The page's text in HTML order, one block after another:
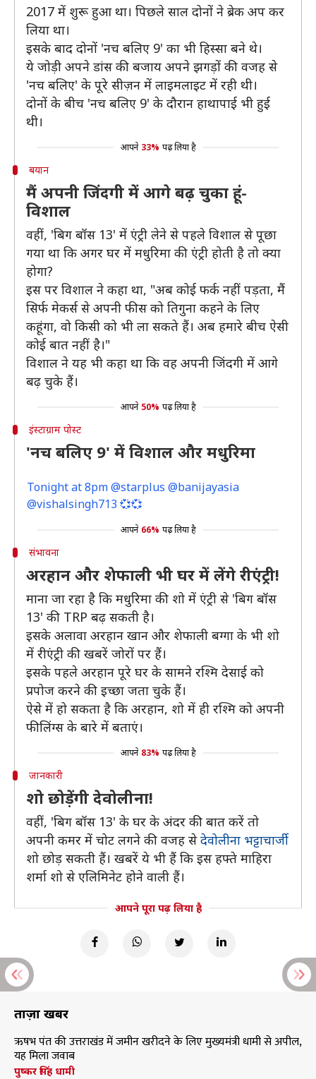
2017 में शुरू हुआ था। पिछले साल दोनों ने ब्रेक अप कर
लिया था।
इसके बाद दोनों 'नच बलिए 9' का भी हिस्सा बने थे।
ये जोड़ी अपने डांस की बजाय अपने झगड़ों की वजह से
'नच बलिए' के पूरे सीज़न में लाइमलाइट में रही थी।
दोनों के बीच 'नच बलिए 9' के दौरान हाथापाई भी हुई
थी।
आपने 33% पढ़ लिया है
बयान
मैं अपनी जिंदगी में आगे बढ़ चुका हूं-
विशाल
वहीं, 'बिग बॉस 13' में एंट्री लेने से पहले विशाल से पूछा
गया था कि अगर घर में मधुरिमा की एंट्री होती है तो क्या
होगा?
इस पर विशाल ने कहा था, "अब कोई फर्क नहीं पड़ता, मैं
सिर्फ मेकर्स से अपनी फीस को तिगुना कहने के लिए
कहूंगा, वो किसी को भी ला सकते हैं। अब हमारे बीच ऐसी
कोई बात नहीं है।"
विशाल ने यह भी कहा था कि वह अपनी जिंदगी में आगे
बढ़ चुके हैं।
आपने 50% पढ़ लिया है
इंस्टाग्राम पोस्ट
'नच बलिए 9' में विशाल और मधुरिमा
Tonight at 8pm @starplus @banijayasia
@vishalsingh713 💞💞
आपने 66% पढ़ लिया है
संभावना
अरहान और शेफाली भी घर में लेंगे रीएंट्री!
माना जा रहा है कि मधुरिमा की शो में एंट्री से 'बिग बॉस
13' की TRP बढ़ सकती है।
इसके अलावा अरहान खान और शेफाली बग्गा के भी शो
में रीएंट्री की खबरें जोरों पर हैं।
इसके पहले अरहान पूरे घर के सामने रश्मि देसाई को
प्रपोज करने की इच्छा जता चुके हैं।
ऐसे में हो सकता है कि अरहान, शो में ही रश्मि को अपनी
फीलिंग्स के बारे में बताएं।
आपने 83% पढ़ लिया है
जानकारी
शो छोड़ेंगी देवोलीना!
वहीं, 'बिग बॉस 13' के घर के अंदर की बात करें तो
अपनी कमर में चोट लगने की वजह सेदेवोलीना भट्टाचार्जी
शो छोड़ सकती हैं। खबरें ये भी हैं कि इस हफ्ते माहिरा
शर्मा शो से एलिमिनेट होने वाली हैं।
आपने पूरा पढ़ लिया है
ताज़ा खबरें
ऋषभ पंत की उत्तराखंड में जमीन खरीदने के लिए मुख्यमंत्री धामी से अपील,
यह मिला जवाब
पुष्कर सिंह धामी